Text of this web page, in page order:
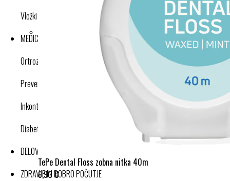
TePe Dental Floss zobna nitka 40m
6,90 €
Vložki in dodatki
MEDICINSKI IZDELKI
Ortroze in opornice
Preventivne kompresijske nogavice
Inkontinenca
Diabetes
DELOVNA OBLAČILA
ZDRAVJE IN DOBRO POČUTJE